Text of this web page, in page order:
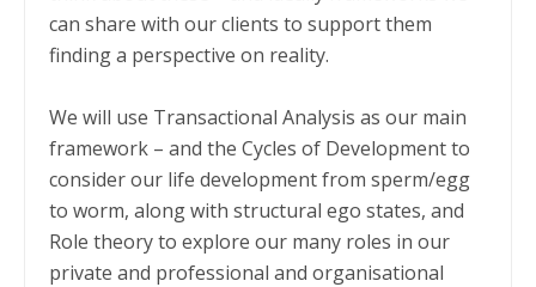
can share with our clients to support them
finding a perspective on reality.
We will use Transactional Analysis as our main
framework – and the Cycles of Development to
consider our life development from sperm/egg
to worm, along with structural ego states, and
Role theory to explore our many roles in our
private and professional and organisational